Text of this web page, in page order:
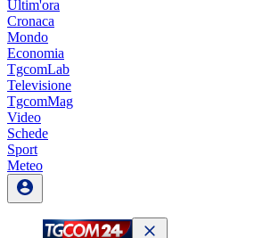
Ultim'ora
Cronaca
Mondo
Economia
TgcomLab
Televisione
TgcomMag
Video
Schede
Sport
Meteo